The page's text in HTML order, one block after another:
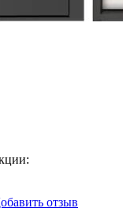
отзыв